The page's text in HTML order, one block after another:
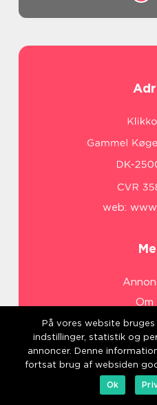
web:
Om
På vores website
indstillinger, statistik og
annoncer. Denne
fortsat brug af websiden
Ok